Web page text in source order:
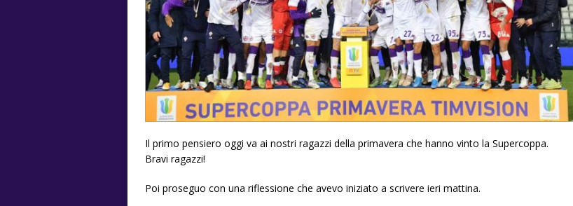
Il primo pensiero oggi va ai nostri ragazzi della primavera che hanno vinto la Supercoppa.
Bravi ragazzi!
Poi proseguo con una riflessione che avevo iniziato a scrivere ieri mattina.